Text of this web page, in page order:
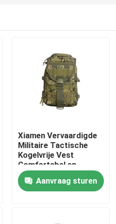
Xiamen Vervaardigde
Militaire Tactische
Kogelvrije Vest
Comfortabel en
Monster Verstrekt
Aanvraag sturen